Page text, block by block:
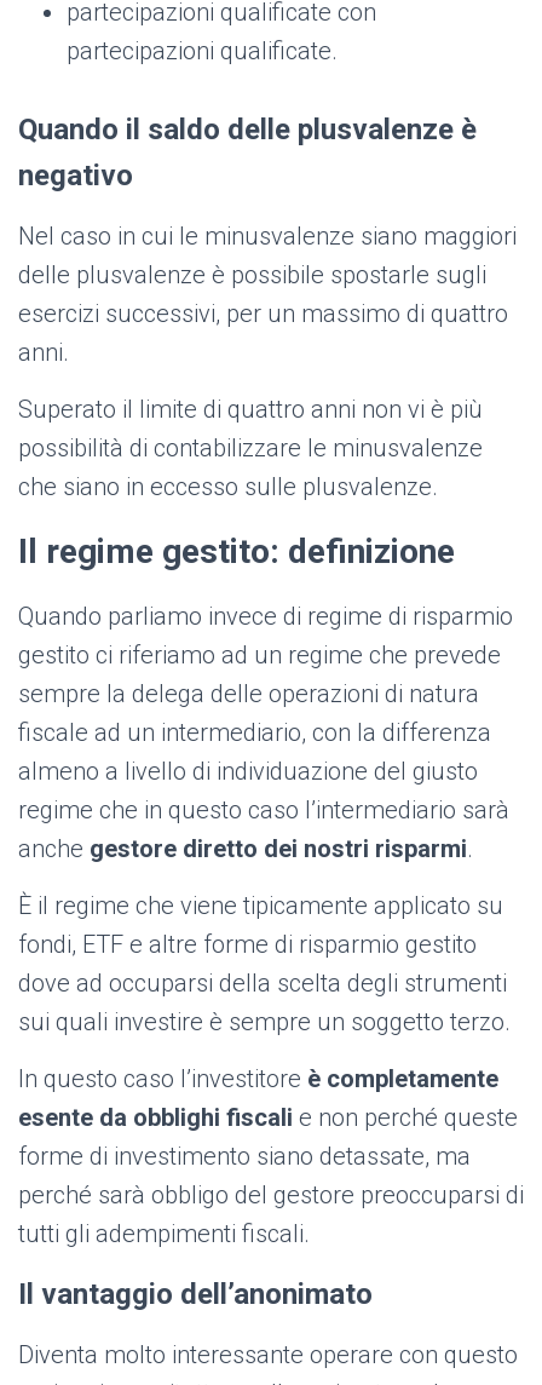
partecipazioni qualificate con
partecipazioni qualificate.
Quando il saldo delle plusvalenze è
negativo
Nel caso in cui le minusvalenze siano maggiori
delle plusvalenze è possibile spostarle sugli
esercizi successivi, per un massimo di quattro
anni.
Superato il limite di quattro anni non vi è più
possibilità di contabilizzare le minusvalenze
che siano in eccesso sulle plusvalenze.
Il regime gestito: definizione
Quando parliamo invece di regime di risparmio
gestito ci riferiamo ad un regime che prevede
sempre la delega delle operazioni di natura
fiscale ad un intermediario, con la differenza
almeno a livello di individuazione del giusto
regime che in questo caso l’intermediario sarà
anche gestore diretto dei nostri risparmi.
È il regime che viene tipicamente applicato su
fondi, ETF e altre forme di risparmio gestito
dove ad occuparsi della scelta degli strumenti
sui quali investire è sempre un soggetto terzo.
In questo caso l’investitore è completamente
esente da obblighi fiscali e non perché queste
forme di investimento siano detassate, ma
perché sarà obbligo del gestore preoccuparsi di
tutti gli adempimenti fiscali.
Il vantaggio dell’anonimato
Diventa molto interessante operare con questo